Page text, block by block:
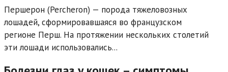
Першерон (Percheron) — порода тяжеловозных
лошадей, сформировавшаяся во французском
регионе Перш. На протяжении нескольких столетий
эти лошади использовались...